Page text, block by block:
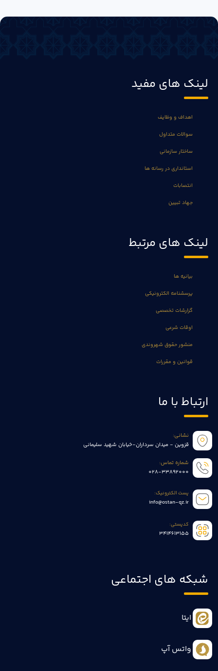
لینک های مفید
اهداف و وظایف
سوالات متداول
ساختار سازمانی
استانداری در رسانه ها
انتصابات
جهاد تبیین
لینک های مرتبط
بیانیه ها
پرسشنامه الکترونیکی
گزارشات تخصصی
اوقات شرعی
منشور حقوق شهروندی
قوانین و مقررات
ارتباط با ما
نشانی:
قزوین - میدان سرداران-خیابان شهید سلیمانی
شماره تماس:
028-33892000
پست الکترونیک:
info@ostan-qz.ir
کدپستی:
3414613155
شبکه های اجتماعی
ایتا
واتس آپ